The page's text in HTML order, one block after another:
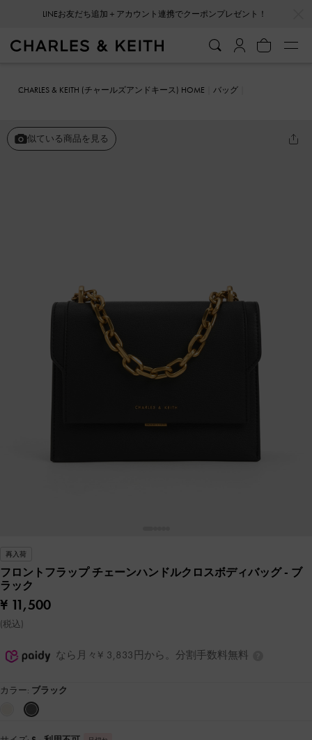
LINEお友だち追加＋アカウント連携でクーポンプレゼント！
会員登録＋ニュースレター登録で10%OFFクーポンプレゼント！
CHARLES & KEITH (チャールズアンドキース) HOME
バッグ
似ている商品を見る
再入荷
フロントフラップ チェーンハンドルクロスボディバッグ- ブ
ラック
¥ 11,500
(税込)
なら月々¥ 3,833円から。分割手数料無料
カラー: ブラック